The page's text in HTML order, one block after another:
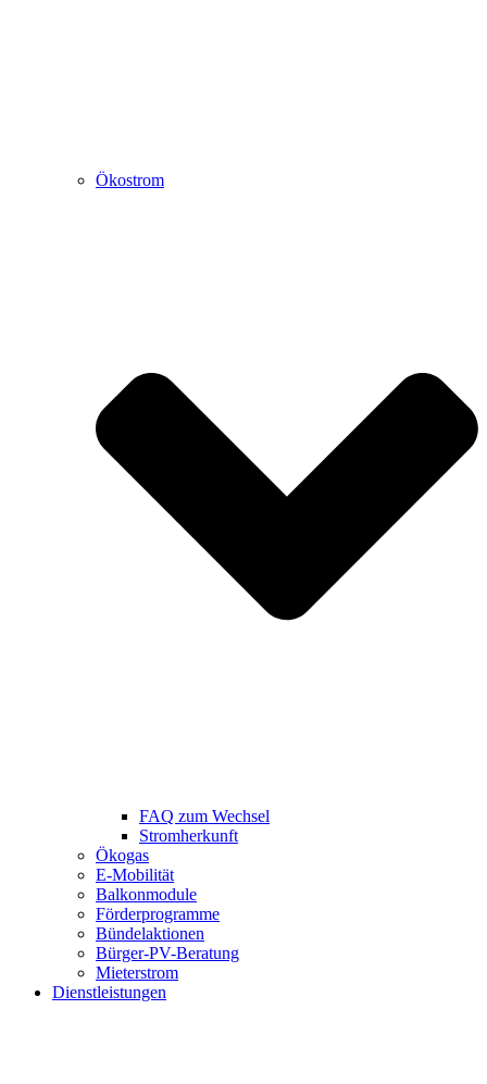
Ökostrom
FAQ zum Wechsel
Stromherkunft
Ökogas
E-Mobilität
Balkonmodule
Förderprogramme
Bündelaktionen
Bürger-PV-Beratung
Mieterstrom
Dienstleistungen